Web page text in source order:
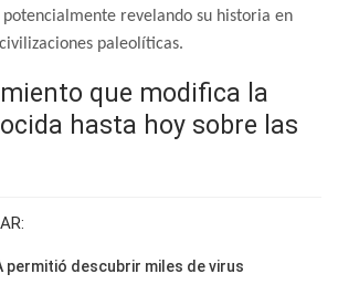
potencialmente revelando su historia en
paleolíticas.
que modifica la
hasta hoy sobre las
permitió descubrir miles de virus